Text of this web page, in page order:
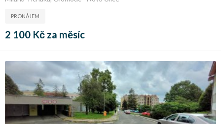
PRONÁJEM
2 100 Kč za měsíc